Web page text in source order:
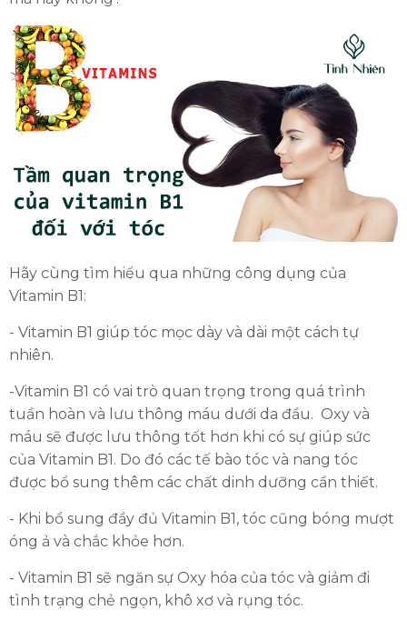
Hãy cùng tìm hiểu qua những công dụng của
Vitamin B1:
- Vitamin B1 giúp tóc mọc dày và dài một cách tự
nhiên.
-Vitamin B1 có vai trò quan trọng trong quá trình
tuần hoàn và lưu thông máu dưới da đầu. Oxy và
máu sẽ được lưu thông tốt hơn khi có sự giúp sức
của Vitamin B1. Do đó các tế bào tóc và nang tóc
được bổ sung thêm các chất dinh dưỡng cần thiết.
- Khi bổ sung đầy đủ Vitamin B1, tóc cũng bóng mượt
óng ả và chắc khỏe hơn.
- Vitamin B1 sẽ ngăn sự Oxy hóa của tóc và giảm đi
tình trạng chẻ ngọn, khô xơ và rụng tóc.
HOÀN THÀNH